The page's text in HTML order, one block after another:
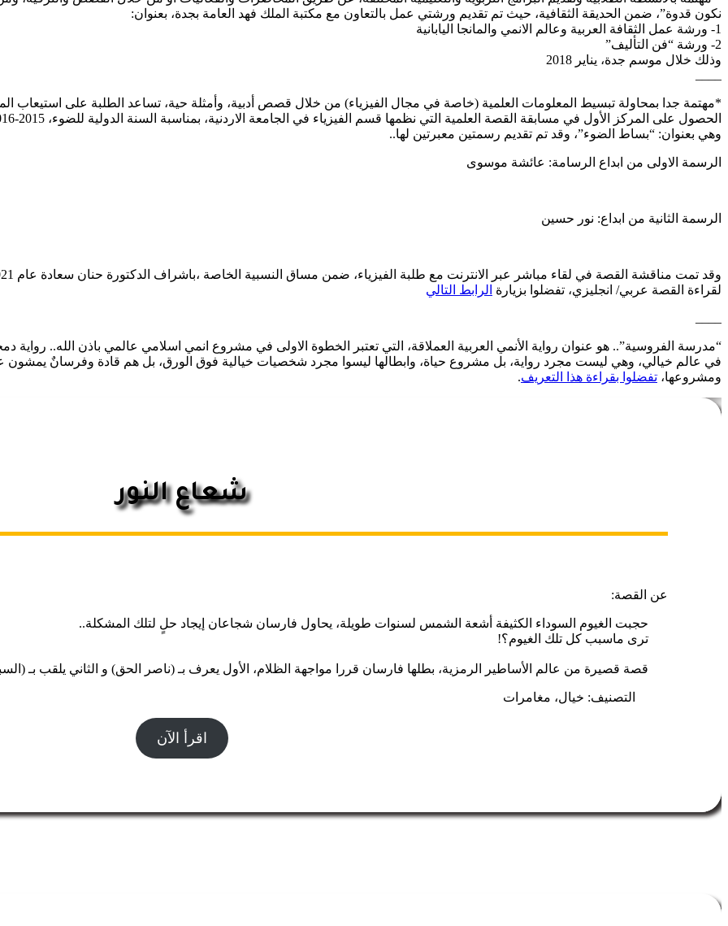
نكون قدوة”، ضمن الحديقة الثقافية، حيث تم تقديم ورشتي عمل بالتعاون مع مكتبة الملك فهد العامة بجدة، بعنوان:
1- ورشة عمل الثقافة العربية وعالم الانمي والمانجا اليابانية
2- ورشة “فن التأليف”
وذلك خلال موسم جدة، يناير 2018
*مهتمة جدا بمحاولة تبسيط المعلومات العلمية (خاصة في مجال الفيزياء) من خلال قصص أدبية، وأمثلة حية، تساعد الطلبة على استيعاب
الحصول على المركز الأول في مسابقة القصة العلمية التي نظمها قسم الفيزياء في الجامعة الاردنية، بمناسبة السنة الدولية للضوء، 2015-2016
وهي بعنوان: “بساط الضوء”، وقد تم تقديم رسمتين معبرتين لها..
الرسمة الاولى من ابداع الرسامة: عائشة موسوى
الرسمة الثانية من ابداع: نور حسين
وقد تمت مناقشة القصة في لقاء مباشر عبر الانترنت مع طلبة الفيزياء، ضمن مساق النسبية الخاصة ،باشراف الدكتورة حنان سعادة عام 2021
لقراءة القصة عربي/ انجليزي، تفضلوا بزيارة الرابط التالي
“مدرسة الفروسية”.. هو عنوان رواية الأنمي العربية العملاقة، التي تعتبر الخطوة الاولى في مشروع انمي اسلامي عالمي باذن الله.. رواية
في عالم خيالي، وهي ليست مجرد رواية، بل مشروع حياة، وابطالها ليسوا مجرد شخصيات خيالية فوق الورق، بل هم قادة وفرسانٌ يمشون
ومشروعها، تفضلوا بقراءة هذا التعريف.
شعاع النور
عن القصة:
حجبت الغيوم السوداء الكثيفة أشعة الشمس لسنوات طويلة، يحاول فارسان شجاعان إيجاد حلٍ لتلك المشكلة..
ترى ماسبب كل تلك الغيوم؟!
قصة قصيرة من عالم الأساطير الرمزية، بطلها فارسان قررا مواجهة الظلام، الأول يعرف بـ (ناصر الحق) و الثاني يلقب بـ
التصنيف: خيال، مغامرات
اقرأ الآن